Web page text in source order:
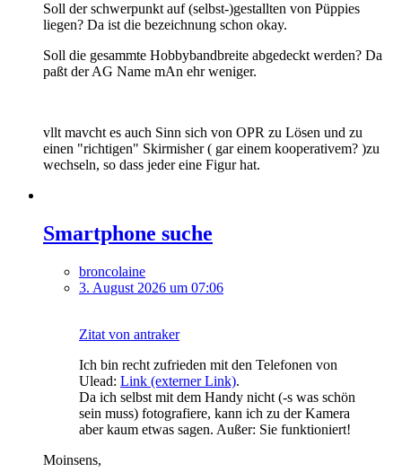
Soll der schwerpunkt auf (selbst-)gestallten von Püppies
liegen? Da ist die bezeichnung schon okay.
Soll die gesammte Hobbybandbreite abgedeckt werden? Da
paßt der AG Name mAn ehr weniger.
vllt mavcht es auch Sinn sich von OPR zu Lösen und zu
einen "richtigen" Skirmisher ( gar einem kooperativem? )zu
wechseln, so dass jeder eine Figur hat.
Smartphone suche
broncolaine
3. August 2026 um 07:06
Zitat von antraker
Ich bin recht zufrieden mit den Telefonen von
Ulead: Link (externer Link).
Da ich selbst mit dem Handy nicht (-s was schön
sein muss) fotografiere, kann ich zu der Kamera
aber kaum etwas sagen. Außer: Sie funktioniert!
Moinsens,